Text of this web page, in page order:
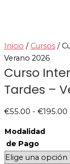
Inicio / Cursos /
Verano 2026
Curso
Tardes –
€55.00 - €195.00
Modalidad
de Pago